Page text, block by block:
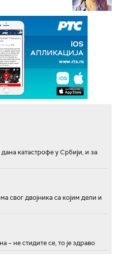
катастрофе у Србији, и за
свог двојника са којим дели и
– не стидите се, то је здраво